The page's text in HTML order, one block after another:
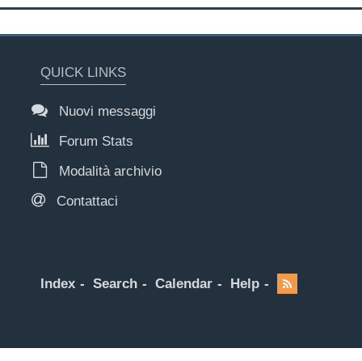
QUICK LINKS
Nuovi messaggi
Forum Stats
Modalità archivio
Contattaci
Index Search Calendar Help